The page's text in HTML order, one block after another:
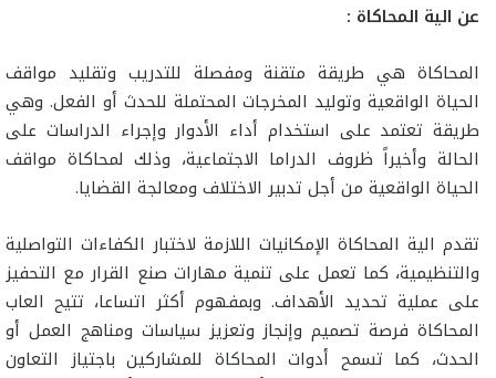
عن الية المحاكاة :
المحاكاة هي طريقة متقنة ومفصلة للتدريب وتقليد مواقف
الحياة الواقعية وتوليد المخرجات المحتملة للحدث أو الفعل. وهي
طريقة تعتمد على استخدام أداء الأدوار وإجراء الدراسات على
الحالة وأخيراً ظروف الدراما الاجتماعية، وذلك لمحاكاة مواقف
الحياة الواقعية من أجل تدبير الاختلاف ومعالجة القضايا.
تقدم الية المحاكاة الإمكانيات اللازمة لاختبار الكفاءات التواصلية
والتنظيمية، كما تعمل على تنمية مهارات صنع القرار مع التحفيز
على عملية تحديد الأهداف. وبمفهوم أكثر اتساعا، تتيح العاب
المحاكاة فرصة تصميم وإنجاز وتعزيز سياسات ومناهج العمل أو
الحدث، كما تسمح أدوات المحاكاة للمشاركين باجتياز التعاون